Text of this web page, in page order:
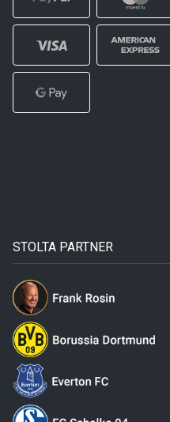
STOLTA PARTNER